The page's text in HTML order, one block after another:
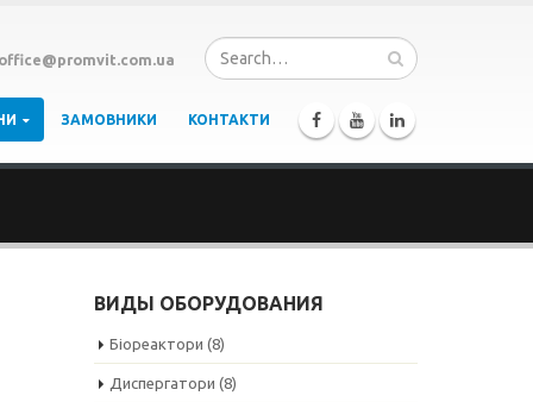
office@promvit.com.ua
ЗАМОВНИКИ КОНТАКТИ
ВИДЫ ОБОРУДОВАНИЯ
Біореактори (8)
Диспергатори (8)